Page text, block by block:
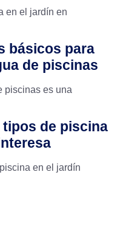
en el jardín en
básicos para
de piscinas
piscinas es una
de piscina
en el jardín